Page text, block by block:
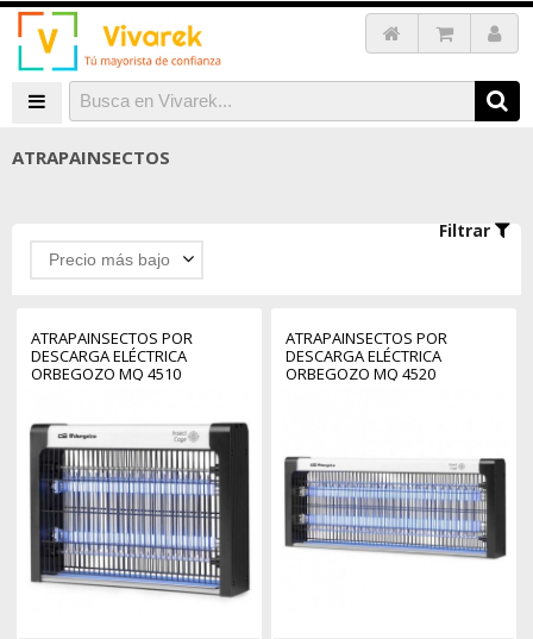
ATRAPAINSECTOS
Filtrar
Precio más bajo
ATRAPAINSECTOS POR
DESCARGA ELÉCTRICA
ORBEGOZO MQ 4510
ATRAPAINSECTOS POR
DESCARGA ELÉCTRICA
ORBEGOZO MQ 4520